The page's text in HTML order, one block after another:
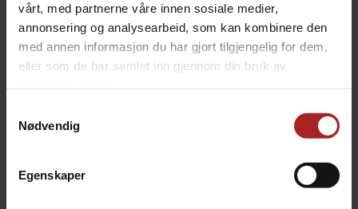
vårt, med partnerne våre innen sosiale medier,
annonsering og analysearbeid, som kan kombinere den
med annen informasjon du har gjort tilgjengelig for dem,
eller som de har samlet inn gjennom din bruk av
Nødvendig
Egenskaper
Gjærlås
29,-
Gjærlås, delbar